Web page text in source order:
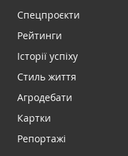
Спецпроєкти
Рейтинги
Історії успіху
Стиль життя
Агродебати
Картки
Репортажі